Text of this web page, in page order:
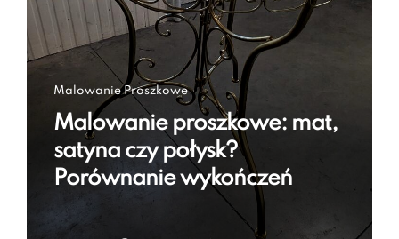
Malowanie Proszkowe
Malowanie proszkowe: mat,
satyna czy połysk?
Porównanie wykończeń